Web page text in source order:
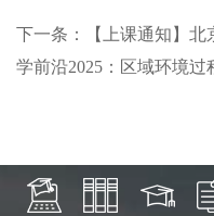
下一条：【上课通知】北
学前沿2025：区域环境